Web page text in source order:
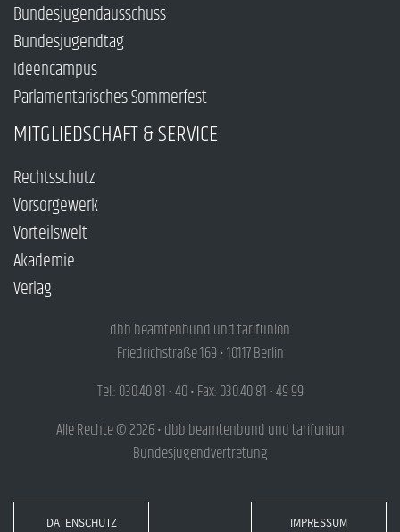
Bundesjugendausschuss
Bundesjugendtag
Ideencampus
Parlamentarisches Sommerfest
MITGLIEDSCHAFT & SERVICE
Rechtsschutz
Vorsorgewerk
Vorteilswelt
Akademie
Verlag
dbb beamtenbund und tarifunion
Friedrichstraße 169 • 10117 Berlin
Tel.: 030.40 81 - 40 • Fax: 030.40 81 - 49 99
Alle Rechte © 2026 • dbb beamtenbund und tarifunion
Bundesjugendvertretung
DATENSCHUTZ IMPRESSUM